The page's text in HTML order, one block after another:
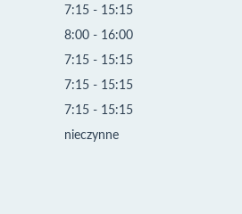
7:15 - 15:15
8:00 - 16:00
7:15 - 15:15
7:15 - 15:15
7:15 - 15:15
nieczynne